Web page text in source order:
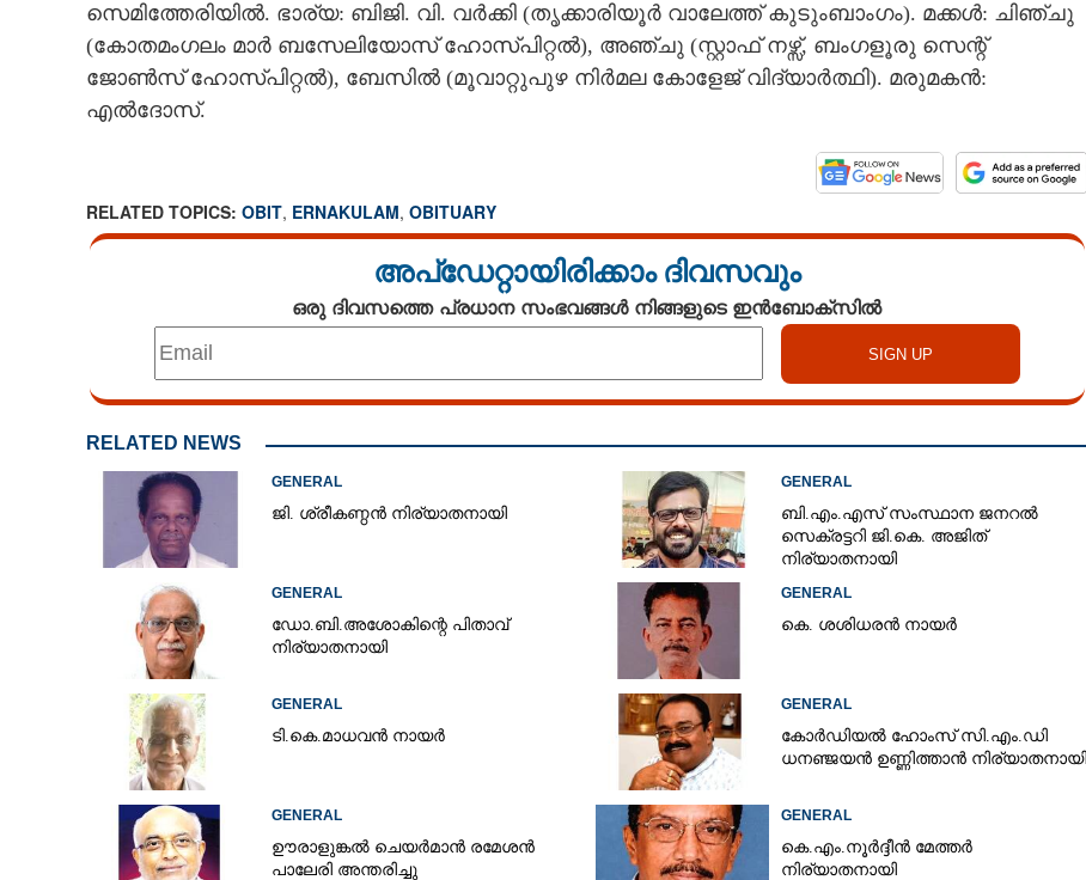
സെമിത്തേരിയിൽ. ഭാര്യ: ബിജി. വി. വർക്കി (തൃക്കാരിയൂർ വാലേത്ത് കുടുംബാംഗം). മക്കൾ: ചിഞ്ചു
(കോതമംഗലം മാർ ബസേലിയോസ്‌ ഹോസ്പിറ്റൽ), അഞ്ചു (സ്റ്റാഫ് നഴ്സ്, ബംഗളൂരു സെന്റ്
ജോൺസ് ഹോസ്പിറ്റൽ), ബേസിൽ (മൂവാറ്റുപുഴ നിർമല കോളേജ് വിദ്യാർത്ഥി). മരുമകൻ:
എൽദോസ്.
RELATED TOPICS: OBIT, ERNAKULAM, OBITUARY
അപ്ഡേറ്റായിരിക്കാം ദിവസവും
ഒരു ദിവസത്തെ പ്രധാന സംഭവങ്ങൾ നിങ്ങളുടെ ഇൻബോക്സിൽ
RELATED NEWS
GENERAL
ജി. ശ്രീകണ്ഠൻ നിര്യാതനായി
GENERAL
ബി.എം.എസ് സംസ്ഥാന ജനറൽ
സെക്രട്ടറി ജി.കെ. അജിത്
നിര്യാതനായി
GENERAL
ഡോ.ബി.അശോകിന്റെ പിതാവ്
നിര്യാതനായി
GENERAL
കെ. ശശിധരൻ നായർ
GENERAL
ടി.കെ.മാധവൻ നായർ
GENERAL
കോർഡിയൽ ഹോംസ് സി.എം.ഡി
ധനഞ്ജയൻ ഉണ്ണിത്താൻ നിര്യാതനായി
GENERAL
ഊരാളുങ്കൽ ചെയർമാൻ രമേശൻ
പാലേരി അന്തരിച്ചു
GENERAL
കെ.എം.നൂർദ്ദീൻ മേത്തർ
നിര്യാതനായി
Share this link